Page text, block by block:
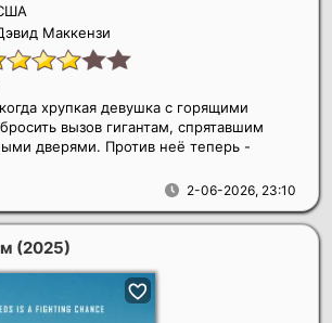
Маккензи
2-06-2026, 23:10
хрупкая девушка с горящими
вызов гигантам, спрятавшим
дверями. Против неё теперь -
(2025)